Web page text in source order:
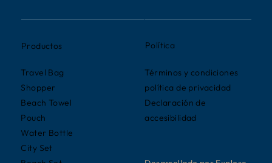
Productos
Travel Bag
Shopper
Beach Towel
Pouch
Water Bottle
City Set
Política
Términos y condiciones
política de privacidad
Declaración de
accesibilidad